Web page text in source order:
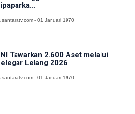
- 01 Januari 1970
Tawarkan 2.600 Aset melalui
Lelang 2026
- 01 Januari 1970